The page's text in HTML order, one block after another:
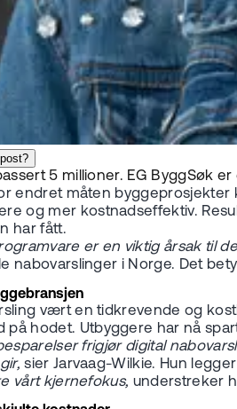
5 millioner. EG ByggSøk
endret måten
og mer kostnadseffektiv.
har fått.
er en viktig årsak til
nabovarslinger i Norge. Det
vært en tidkrevende og
på hodet. Utbyggere har nå
frigjør digital
sier Jarvaag-Wilkie. Hun
vårt kjernefokus, understreker